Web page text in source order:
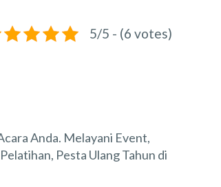
5/5 - (6 votes)
Anda. Melayani Event,
Pesta Ulang Tahun di